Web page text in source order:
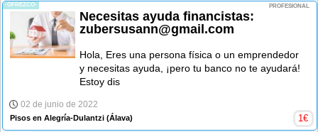
-OFREZCO- PROFESIONAL
Necesitas ayuda financistas:
zubersusann@gmail.com
Hola, Eres una persona física o un emprendedor
y necesitas ayuda, ¡pero tu banco no te ayudará!
Estoy dis
02 de junio de 2022
Pisos en Alegría-Dulantzi (Álava) 1€